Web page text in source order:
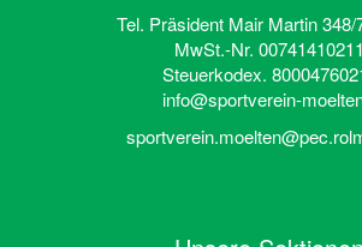
Tel. Präsident Mair Martin 348/
MwSt.-Nr. 00741410211
Steuerkodex.
info@sportverein-